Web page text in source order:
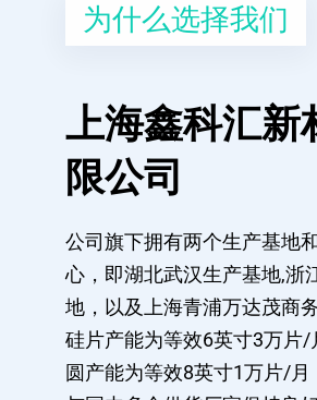
为什么选择我们
上海鑫科汇新
限公司
公司旗下拥有两个生产基地
心，即湖北武汉生产基地,浙
地，以及上海青浦万达茂商
硅片产能为等效6英寸3万片/
圆产能为等效8英寸1万片/月